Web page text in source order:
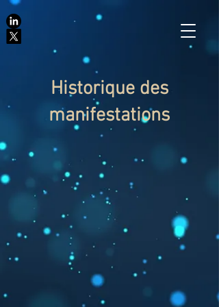
Historique des
manifestations